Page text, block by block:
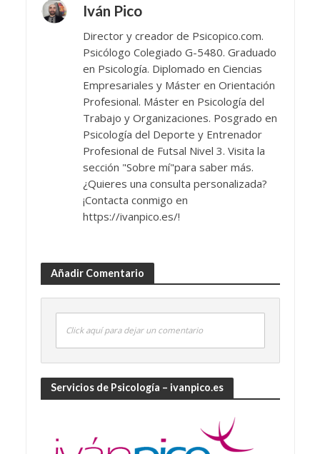
Iván Pico
Director y creador de Psicopico.com.
Psicólogo Colegiado G-5480. Graduado
en Psicología. Diplomado en Ciencias
Empresariales y Máster en Orientación
Profesional. Máster en Psicología del
Trabajo y Organizaciones. Posgrado en
Psicología del Deporte y Entrenador
Profesional de Futsal Nivel 3. Visita la
sección "Sobre mí"para saber más.
¿Quieres una consulta personalizada?
¡Contacta conmigo en
https://ivanpico.es/!
Añadir Comentario
Click aquí para dejar un comentario
Servicios de Psicología – ivanpico.es